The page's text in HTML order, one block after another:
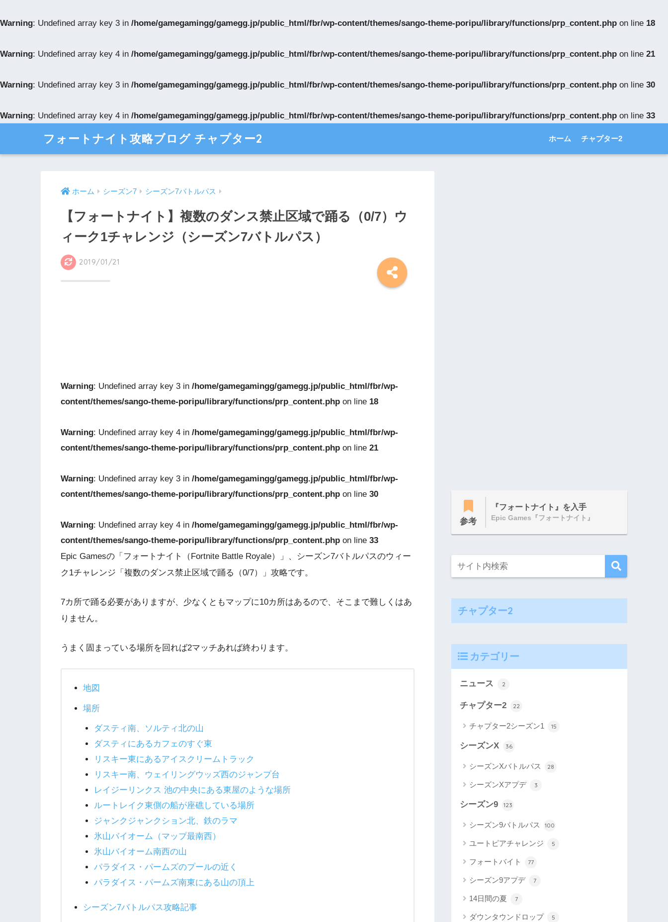
Warning: Undefined array key 3 in /home/gamegamingg/gamegg.jp/public_html/fbr/wp-content/themes/sango-theme-poripu/library/functions/prp_content.php on line 18
Warning: Undefined array key 4 in /home/gamegamingg/gamegg.jp/public_html/fbr/wp-content/themes/sango-theme-poripu/library/functions/prp_content.php on line 21
Warning: Undefined array key 3 in /home/gamegamingg/gamegg.jp/public_html/fbr/wp-content/themes/sango-theme-poripu/library/functions/prp_content.php on line 30
Warning: Undefined array key 4 in /home/gamegamingg/gamegg.jp/public_html/fbr/wp-content/themes/sango-theme-poripu/library/functions/prp_content.php on line 33
フォートナイト攻略ブログ チャプター2 ホーム チャプター2
ホーム シーズン7 シーズン7バトルパス
【フォートナイト】複数のダンス禁止区域で踊る（0/7）ウ
ィーク1チャレンジ（シーズン7バトルパス）
2019/01/21
Warning: Undefined array key 3 in /home/gamegamingg/gamegg.jp/public_html/fbr/wp-
content/themes/sango-theme-poripu/library/functions/prp_content.php on line 18
Warning: Undefined array key 4 in /home/gamegamingg/gamegg.jp/public_html/fbr/wp-
content/themes/sango-theme-poripu/library/functions/prp_content.php on line 21
Warning: Undefined array key 3 in /home/gamegamingg/gamegg.jp/public_html/fbr/wp-
content/themes/sango-theme-poripu/library/functions/prp_content.php on line 30
Warning: Undefined array key 4 in /home/gamegamingg/gamegg.jp/public_html/fbr/wp-
content/themes/sango-theme-poripu/library/functions/prp_content.php on line 33
Epic Gamesの「フォートナイト（Fortnite Battle Royale）」、シーズン7バトルパスのウィー
ク1チャレンジ「複数のダンス禁止区域で踊る（0/7）」攻略です。
7カ所で踊る必要がありますが、少なくともマップに10カ所はあるので、そこまで難しくはあ
りません。
うまく固まっている場所を回れば2マッチあれば終わります。
地図
場所
ダスティ南、ソルティ北の山
ダスティにあるカフェのすぐ東
リスキー東にあるアイスクリームトラック
リスキー南、ウェイリングウッズ西のジャンプ台
レイジーリンクス 池の中央にある東屋のような場所
ルートレイク東側の船が座礁している場所
ジャンクジャンクション北、鉄のラマ
氷山バイオーム（マップ最南西）
氷山バイオーム南西の山
パラダイス・パームズのプールの近く
パラダイス・パームズ南東にある山の頂上
シーズン7バトルパス攻略記事
参考
『フォートナイト』を入手
Epic Games『フォートナイト』
チャプター2
カテゴリー
ニュース 2
チャプター2 22
チャプター2シーズン1 15
シーズンX 36
シーズンXバトルパス 28
シーズンXアプデ 3
シーズン9 123
シーズン9バトルパス 100
ユートピアチャレンジ 5
フォートバイト 77
シーズン9アプデ 7
14日間の夏 7
ダウンタウンドロップ 5